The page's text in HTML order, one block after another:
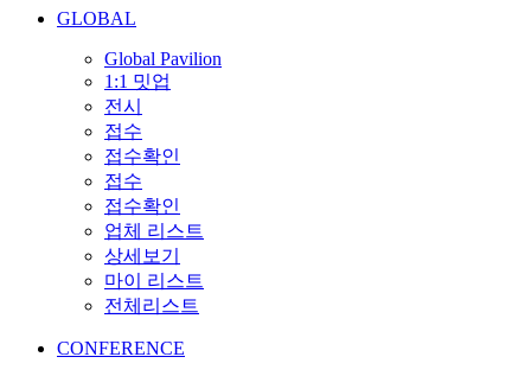
GLOBAL
Global Pavilion
1:1 밋업
전시
접수
접수확인
접수
접수확인
업체 리스트
상세보기
마이 리스트
전체리스트
CONFERENCE